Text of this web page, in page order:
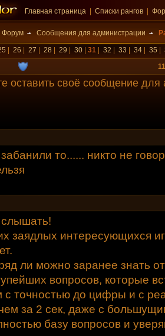
Главная страница Списки рангов
Форум Сообщения для администрации
|26 |27 |28 |29 |30 |31 |32 |33 |34 |35 |
оставить своё сообщение для
то...... никто не
заядлых интересующихся
ли можно заранее знать
вопросов, которые
с точностью до цифры и с
за 2 сек, даже с
базу вопросов и